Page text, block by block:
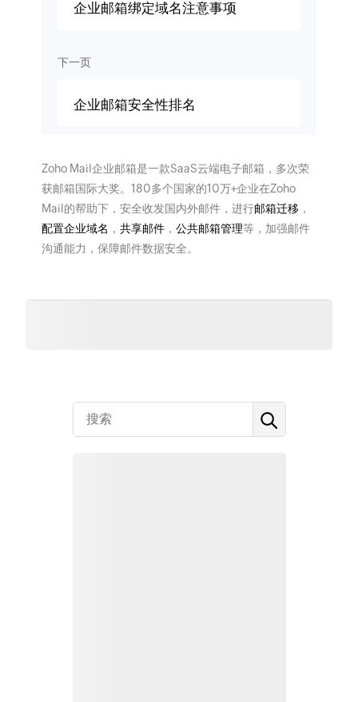
企业邮箱绑定域名注意事项
下一页
企业邮箱安全性排名
Zoho Mail企业邮箱是一款SaaS云端电子邮箱，多次荣
获邮箱国际大奖。180多个国家的10万+企业在Zoho
Mail的帮助下，安全收发国内外邮件，进行邮箱迁移 ，
配置企业域名 ， 共享邮件， 公共邮箱管理等，加强邮件
沟通能力，保障邮件数据安全。